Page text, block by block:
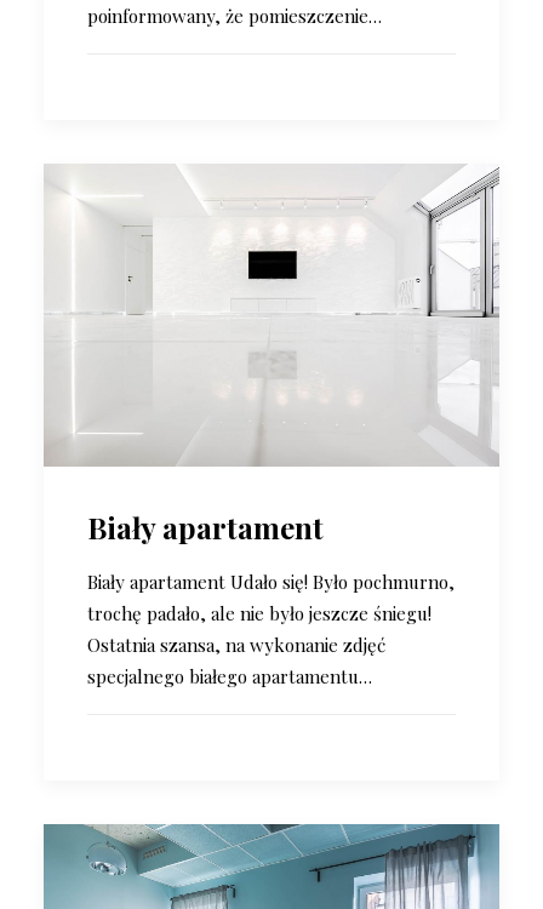
poinformowany, że pomieszczenie…
Biały apartament
Biały apartament Udało się! Było pochmurno,
trochę padało, ale nie było jeszcze śniegu!
Ostatnia szansa, na wykonanie zdjęć
specjalnego białego apartamentu…